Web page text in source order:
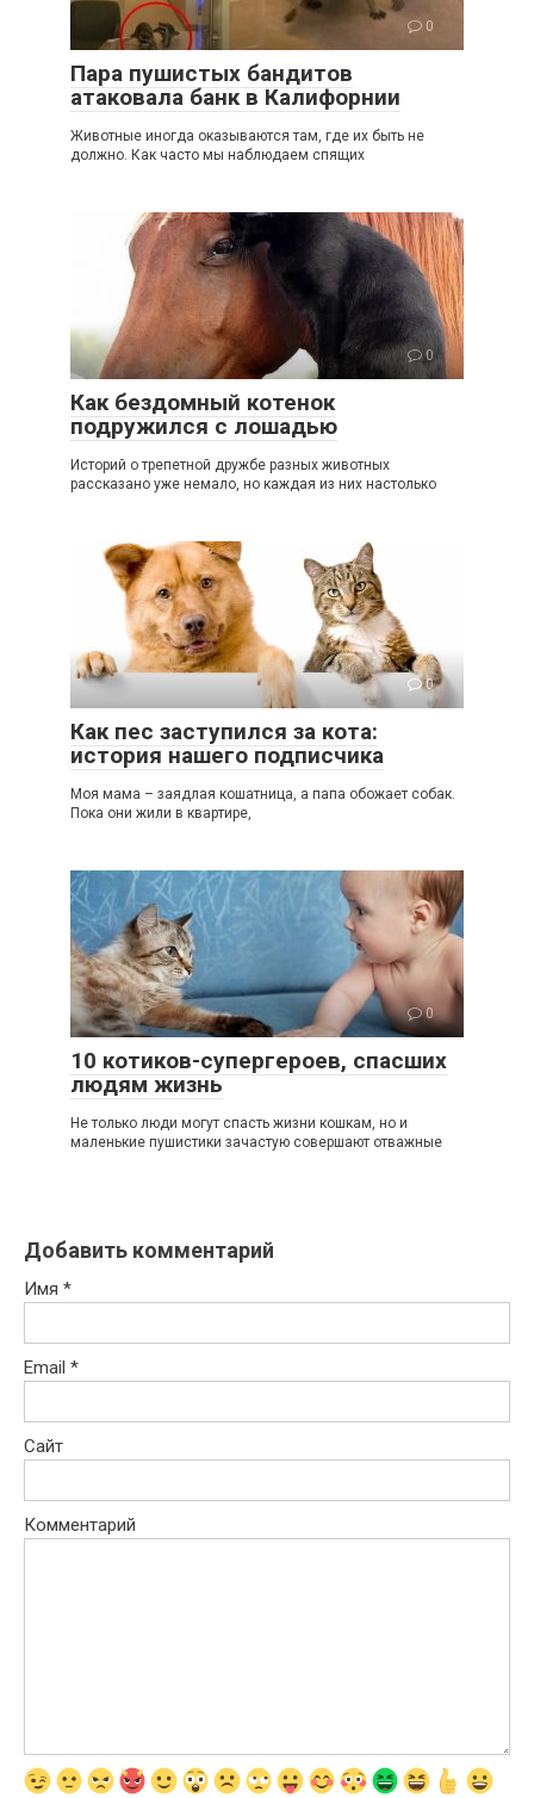
0
Пара пушистых бандитов
атаковала банк в Калифорнии
Животные иногда оказываются там, где их быть не
должно. Как часто мы наблюдаем спящих
0
Как бездомный котенок
подружился с лошадью
Историй о трепетной дружбе разных животных
рассказано уже немало, но каждая из них настолько
0
Как пес заступился за кота:
история нашего подписчика
Моя мама – заядлая кошатница, а папа обожает собак.
Пока они жили в квартире,
0
10 котиков-супергероев, спасших
людям жизнь
Не только люди могут спасть жизни кошкам, но и
маленькие пушистики зачастую совершают отважные
Добавить комментарий
Имя *
Email *
Сайт
Комментарий